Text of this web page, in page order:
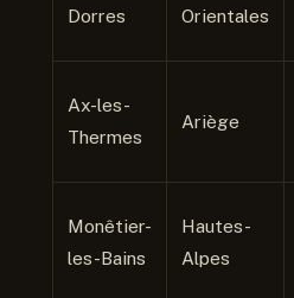
Dorres
Orientales
Ax-les-
Thermes
Ariège
Monêtier-
les-Bains
Hautes-
Alpes